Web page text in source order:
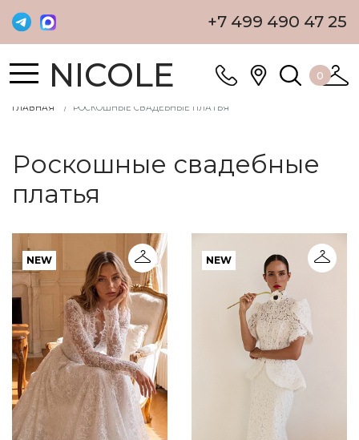
+7 499 490 47 25
NICOLE 0
ГЛАВНАЯ РОСКОШНЫЕ СВАДЕБНЫЕ ПЛАТЬЯ
Роскошные свадебные
платья
NEW NEW